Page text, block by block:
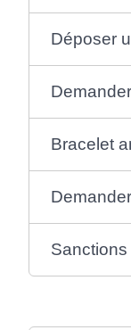
Déposer
Bracelet